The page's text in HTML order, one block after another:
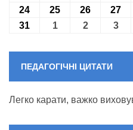
24 24.08.2026
25 25.08.2026
26 26.08.2026
27
31 31.08.2026
101.09.2026
202.09.2026
3
ПЕДАГОГІЧНІ ЦИТАТИ
Легко карати, важко